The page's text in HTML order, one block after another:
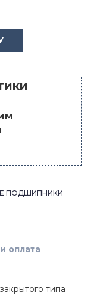
ПОДШИПНИКИ
оплата
типа